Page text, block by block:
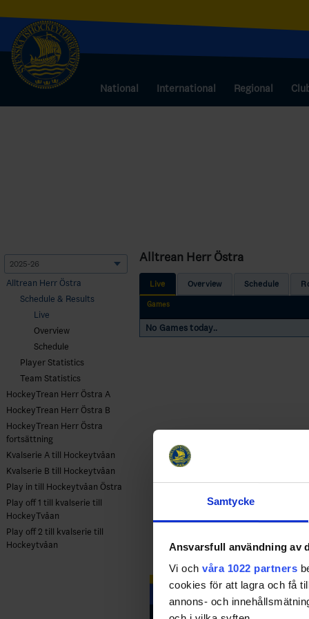
Samtycke
Ansvarsfull användning av
Vi och våra 1022 partners
cookies för att lagra och få
annons- och
National International Regional
Alltrean Herr Östra
Schedule & Results
Live
Overview
Schedule
Player Statistics
Team Statistics
HockeyTrean Herr Östra A
HockeyTrean Herr Östra B
HockeyTrean Herr Östra
fortsättning
Kvalserie A till Hockeytvåan
Kvalserie B till Hockeytvåan
Play in till Hockeytvåan Östra
Play off 1 till kvalserie till
HockeyTvåan
Play off 2 till kvalserie till
Hockeytvåan
Alltrean Herr Östra
Live Overview Schedule
Games
No Games today..